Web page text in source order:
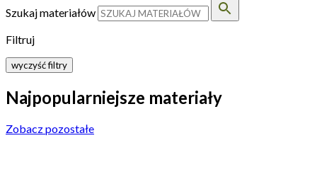
Szukaj materiałów
Filtruj
wyczyść filtry
Najpopularniejsze materiały
Zobacz pozostałe